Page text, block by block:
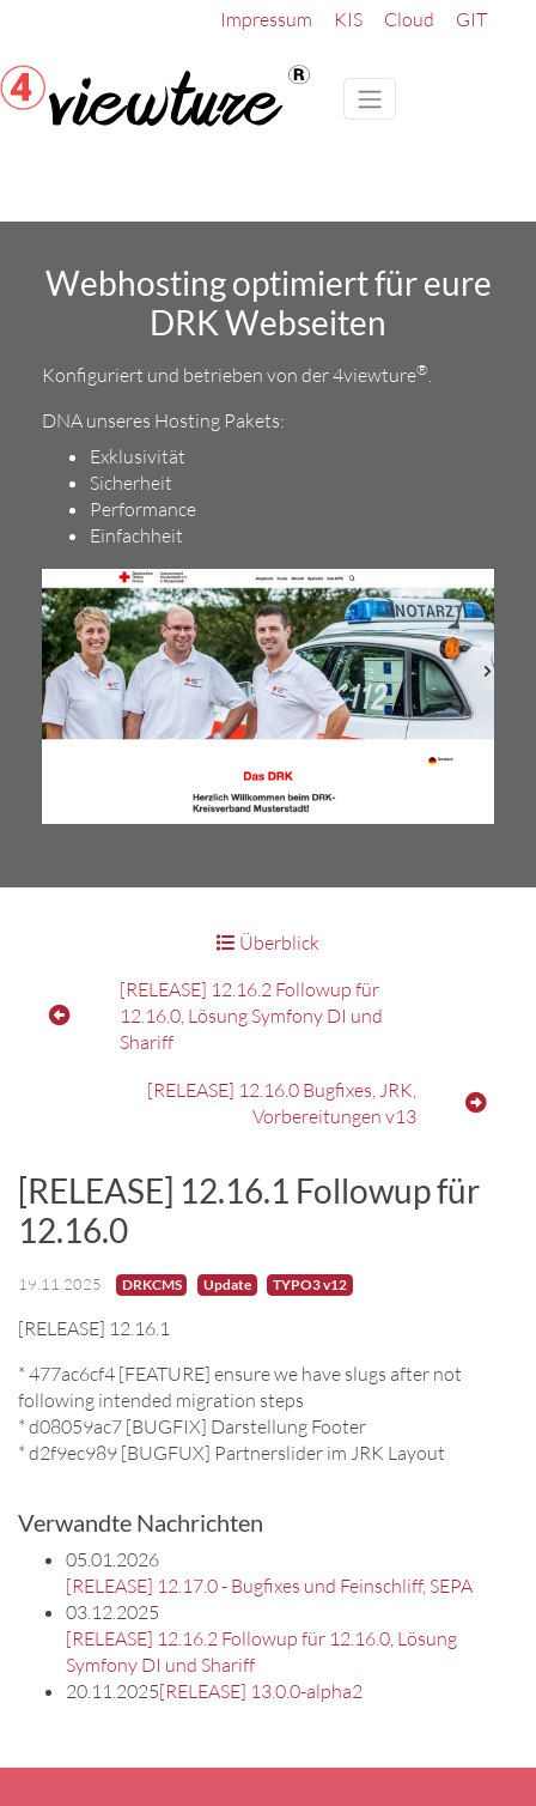
Impressum KIS Cloud GIT
Webhosting optimiert für eure
DRK Webseiten
Konfiguriert und betrieben von der 4viewture®
DNA unseres Hosting Pakets:
Exklusivität
Sicherheit
Performance
Einfachheit
[RELEASE] 12.16.2 Followup für
12.16.0, Lösung Symfony DI und
Shariff
Überblick
[RELEASE] 12.16.0 Bugfixes, JRK,
Vorbereitungen v13
[RELEASE] 12.16.1 Followup für
12.16.0
19.11.2025 DRKCMS Update TYPO3 v12
[RELEASE] 12.16.1
* 477ac6cf4 [FEATURE] ensure we have slugs after not
following intended migration steps
* d08059ac7 [BUGFIX] Darstellung Footer
* d2f9ec989 [BUGFUX] Partnerslider im JRK Layout
Verwandte Nachrichten
05.01.2026
[RELEASE] 12.17.0 - Bugfixes und Feinschliff, SEPA
03.12.2025
[RELEASE] 12.16.2 Followup für 12.16.0, Lösung
Symfony DI und Shariff
20.11.2025[RELEASE] 13.0.0-alpha2